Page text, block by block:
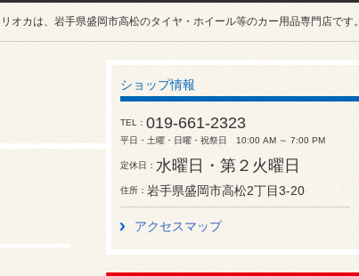
オカは、岩手県盛岡市高松のタイヤ・ホイール等のカー用品専門店です。
ショップ情報
TEL 019-661-2323
平日・土曜・日曜・祝祭日 10:00 AM ～ 7:00 PM
定休日 水曜日・第２火曜日
住所 岩手県盛岡市高松2丁目3-20
アクセスマップ